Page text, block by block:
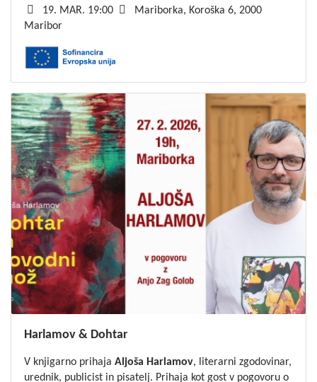
19. MAR. 19:00
Mariborka, Koroška 6, 2000
Maribor
Harlamov & Dohtar
V knjigarno prihaja Aljoša Harlamov, literarni zgodovinar,
urednik, publicist in pisatelj. Prihaja kot gost v pogovoru o